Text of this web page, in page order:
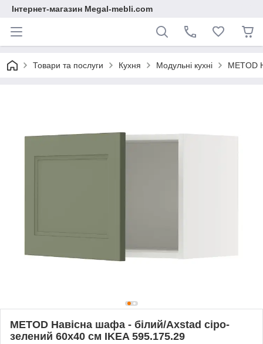
Інтернет-магазин Megal-mebli.com
Товари та послуги Кухня Модульні кухні METOD
METOD Навісна шафа - білий/Axstad сіро-
зелений 60x40 см IKEA 595.175.29